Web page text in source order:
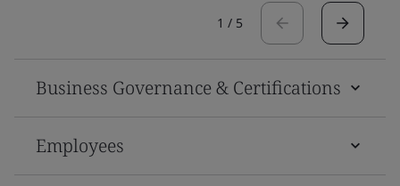
1 / 5
Business Governance & Certifications
Employees